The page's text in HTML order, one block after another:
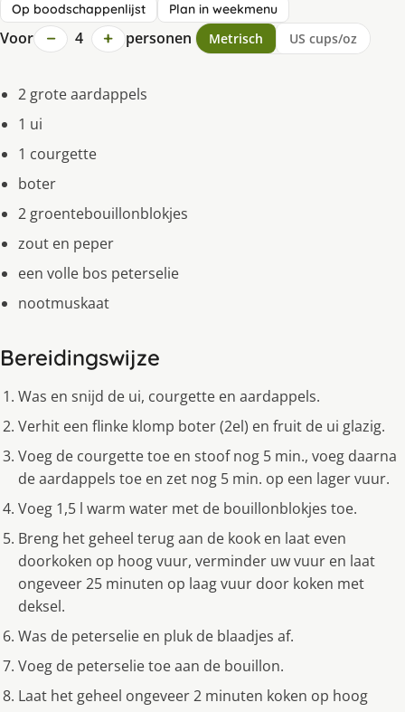
Op boodschappenlijst Plan in weekmenu
Voor − 4 + personen Metrisch US cups/oz
2 grote aardappels
1 ui
1 courgette
boter
2 groentebouillonblokjes
zout en peper
een volle bos peterselie
nootmuskaat
Bereidingswijze
Was en snijd de ui, courgette en aardappels.
Verhit een flinke klomp boter (2el) en fruit de ui glazig.
Voeg de courgette toe en stoof nog 5 min., voeg daarna
de aardappels toe en zet nog 5 min. op een lager vuur.
Voeg 1,5 l warm water met de bouillonblokjes toe.
Breng het geheel terug aan de kook en laat even
doorkoken op hoog vuur, verminder uw vuur en laat
ongeveer 25 minuten op laag vuur door koken met
deksel.
Was de peterselie en pluk de blaadjes af.
Voeg de peterselie toe aan de bouillon.
Laat het geheel ongeveer 2 minuten koken op hoog